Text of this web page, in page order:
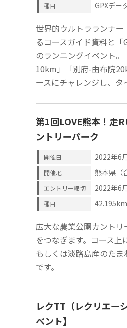
種目 GPXデー
世界的ウルトラランナ
るコースガイド資料と
のランニングイベント
10km」「別府-由布院
ースにチャレンジし、タ
第1回LOVE熊本！走
ントリーパーク
開催日 2022年6
開催地 熊本県（
エントリー締切 2022年6
種目
広大な農業公園カント
をつなぎます。コース
もしくは淡路島産のた
です。
レクTT（レクリエー
ベント】